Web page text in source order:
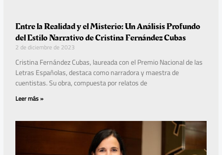
Entre la Realidad y el Misterio: Un Análisis Profundo
del Estilo Narrativo de Cristina Fernández Cubas
2 de diciembre de 2023
Cristina Fernández Cubas, laureada con el Premio Nacional de las
Letras Españolas, destaca como narradora y maestra de
cuentistas. Su obra, compuesta por relatos de
Leer más »